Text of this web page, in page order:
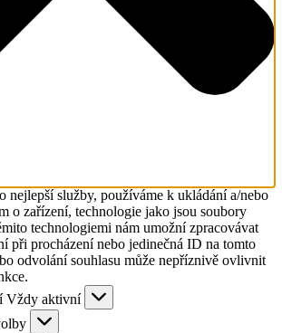
nejlepší služby, používáme k ukládání a/nebo
o zařízení, technologie jako jsou soubory
technologiemi nám umožní zpracovávat
při procházení nebo jedinečná ID na tomto
odvolání souhlasu může nepříznivě ovlivnit
Vždy aktivní